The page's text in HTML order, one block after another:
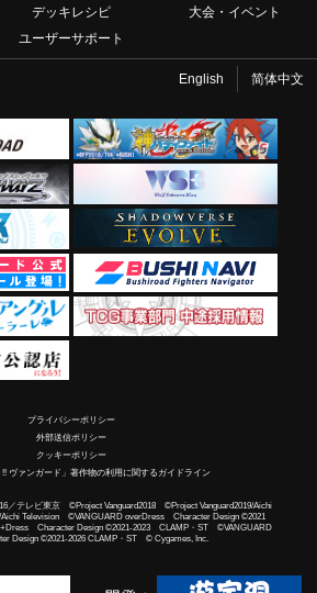
デッキレシピ
大会・イベント
ユーザーサポート
English 简体中文
プライバシーポリシー
外部送信ポリシー
クッキーポリシー
!! ヴァンガード」著作物の利用に関するガイドライン
／テレビ東京 ©Project Vanguard2018 ©Project Vanguard2019/Aichi
Television ©VANGUARD overDress Character Design ©2021
Character Design ©2021-2023 CLAMP・ST ©VANGUARD
Design ©2021-2026 CLAMP・ST © Cygames, Inc.